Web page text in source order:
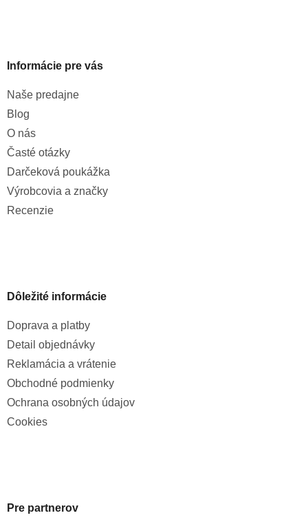
Informácie pre vás
Naše predajne
Blog
O nás
Časté otázky
Darčeková poukážka
Výrobcovia a značky
Recenzie
Dôležité informácie
Doprava a platby
Detail objednávky
Reklamácia a vrátenie
Obchodné podmienky
Ochrana osobných údajov
Cookies
Pre partnerov